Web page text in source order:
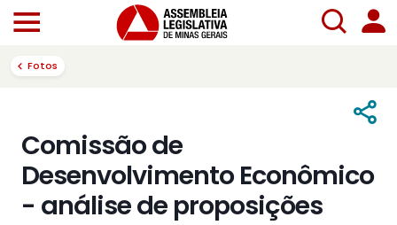
Fotos
Comissão de
Desenvolvimento Econômico
- análise de proposições